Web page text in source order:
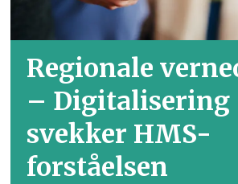
Regionale
– Digitalisering
svekker HMS-
forståelsen